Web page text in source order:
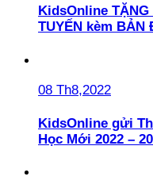
KidsOnline TẶNG
TUYẾN kèm BẢN
08 Th8,2022
KidsOnline gửi
Học Mới 2022 –